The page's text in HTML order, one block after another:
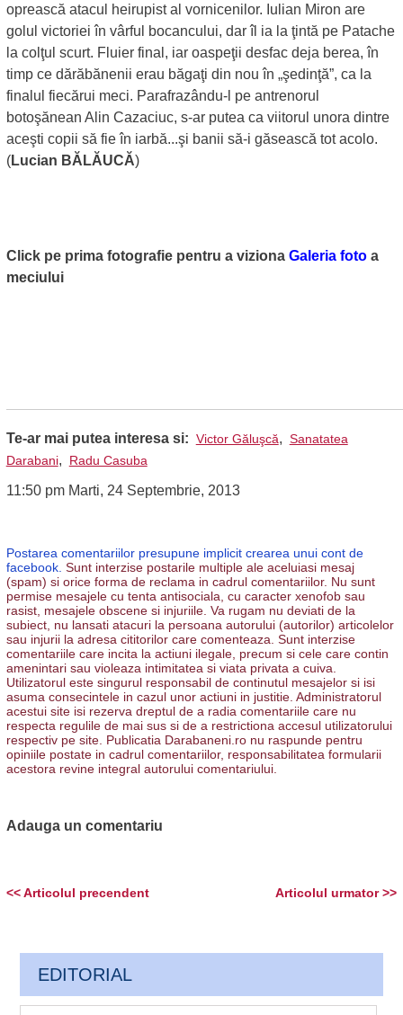
oprească atacul heirupist al vornicenilor. Iulian Miron are
golul victoriei în vârful bocancului, dar îl ia la ţintă pe Patache
la colţul scurt. Fluier final, iar oaspeţii desfac deja berea, în
timp ce dărăbănenii erau băgaţi din nou în „şedinţă”, ca la
finalul fiecărui meci. Parafrazându-l pe antrenorul
botoşănean Alin Cazaciuc, s-ar putea ca viitorul unora dintre
aceşti copii să fie în iarbă...şi banii să-i găsească tot acolo.
(Lucian BĂLĂUCĂ)
Click pe prima fotografie pentru a viziona Galeria fotoa
meciului
Te-ar mai putea interesa si: Victor Găluşcă, Sanatatea
Darabani, Radu Casuba
11:50 pm Marti, 24 Septembrie, 2013
Postarea comentariilor presupune implicit crearea unui cont de
facebook. Sunt interzise postarile multiple ale aceluiasi mesaj
(spam) si orice forma de reclama in cadrul comentariilor. Nu sunt
permise mesajele cu tenta antisociala, cu caracter xenofob sau
rasist, mesajele obscene si injuriile. Va rugam nu deviati de la
subiect, nu lansati atacuri la persoana autorului (autorilor) articolelor
sau injurii la adresa cititorilor care comenteaza. Sunt interzise
comentariile care incita la actiuni ilegale, precum si cele care contin
amenintari sau violeaza intimitatea si viata privata a cuiva.
Utilizatorul este singurul responsabil de continutul mesajelor si isi
asuma consecintele in cazul unor actiuni in justitie. Administratorul
acestui site isi rezerva dreptul de a radia comentariile care nu
respecta regulile de mai sus si de a restrictiona accesul utilizatorului
respectiv pe site. Publicatia Darabaneni.ro nu raspunde pentru
opiniile postate in cadrul comentariilor, responsabilitatea formularii
acestora revine integral autorului comentariului.
Adauga un comentariu
Articolul urmator >>
<< Articolul precendent
EDITORIAL